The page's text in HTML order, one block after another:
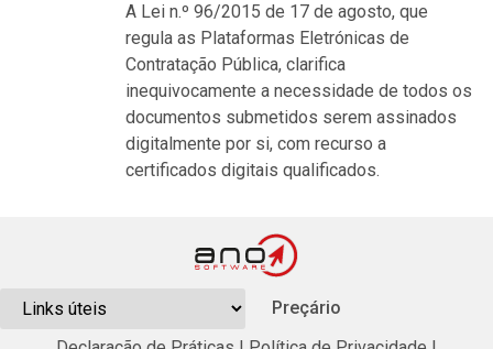
A Lei n.º 96/2015 de 17 de agosto, que
regula as Plataformas Eletrónicas de
Contratação Pública, clarifica
inequivocamente a necessidade de todos os
documentos submetidos serem assinados
digitalmente por si, com recurso a
certificados digitais qualificados.
Preçário